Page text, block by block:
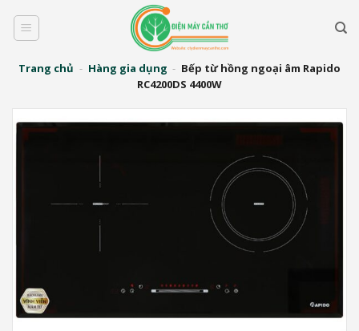
qua
dungTrang chủ - Hàng gia dụng - Bếp từ hồng ngoại âm Rapido
RC4200DS 4400W